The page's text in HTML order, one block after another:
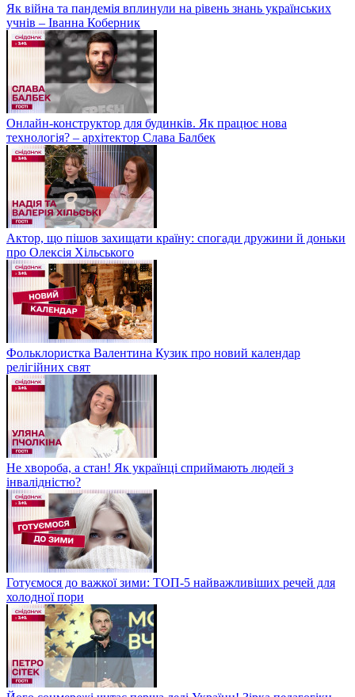
Як війна та пандемія вплинули на рівень знань українських
учнів – Іванна Коберник
Онлайн-конструктор для будинків. Як працює нова
технологія? – архітектор Слава Балбек
Актор, що пішов захищати країну: спогади дружини й доньки
про Олексія Хільського
Фольклористка Валентина Кузик про новий календар
релігійних свят
Не хвороба, а стан! Як українці сприймають людей з
інвалідністю?
Готуємося до важкої зими: ТОП-5 найважливіших речей для
холодної пори